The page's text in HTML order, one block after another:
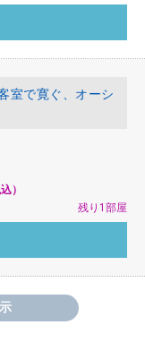
室で寛ぐ、オーシ
）
残り1部屋